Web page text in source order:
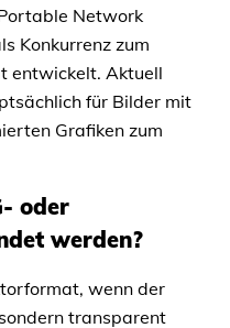
Network
Konkurrenz zum
entwickelt. Aktuell
für Bilder mit
Grafiken zum
oder
werden?
wenn der
transparent